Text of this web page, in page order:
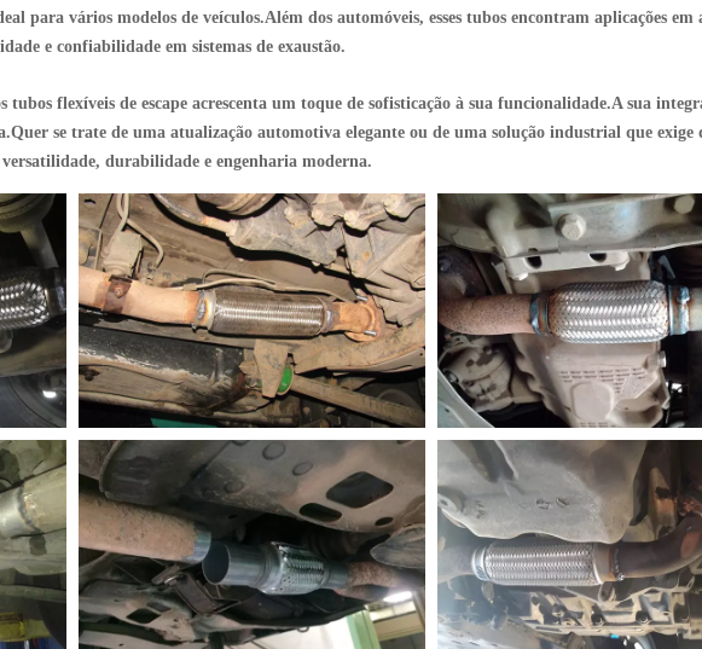
para vários modelos de veículos.Além dos automóveis, esses tubos encontram aplicações
e confiabilidade em sistemas de exaustão.
tubos flexíveis de escape acrescenta um toque de sofisticação à sua funcionalidade.A sua
se trate de uma atualização automotiva elegante ou de uma solução industrial que
durabilidade e engenharia moderna.